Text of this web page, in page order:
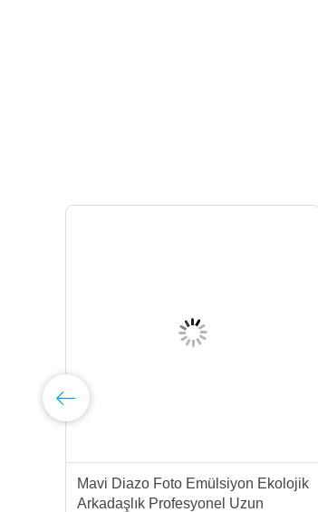
Mavi Diazo Foto Emülsiyon Ekolojik
Arkadaşlık Profesyonel Uzun